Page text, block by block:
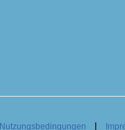
Nutzungsbedingungen |